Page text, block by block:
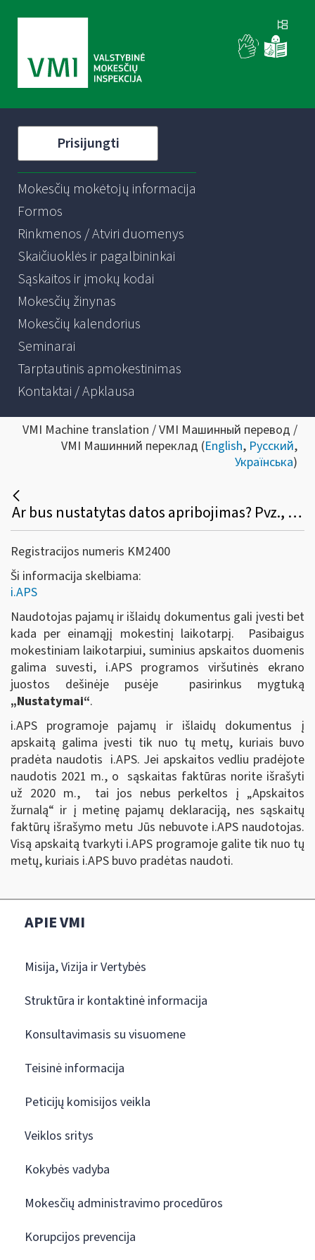
Prisijungti
Mokesčių mokėtojų informacija
Formos
Rinkmenos / Atviri duomenys
Skaičiuoklės ir pagalbininkai
Sąskaitos ir įmokų kodai
Mokesčių žinynas
Mokesčių kalendorius
Seminarai
Tarptautinis apmokestinimas
Kontaktai / Apklausa
VMI Machine translation / VMI Машинный перевод /
VMI Машинний переклад (English, Русский,
Українська)
Ar bus nustatytas datos apribojimas? Pvz., išrašiau S / F, pamiršau įvesti į programą, galėsiu tą padaryti po pusmečio atbuline data?
Registracijos numeris KM2400
Ši informacija skelbiama:
i.APS
Naudotojas pajamų ir išlaidų dokumentus gali įvesti bet
kada per einamąjį mokestinį laikotarpį. Pasibaigus
mokestiniam laikotarpiui, suminius apskaitos duomenis
galima suvesti, i.APS programos viršutinės ekrano
juostos dešinėje pusėje pasirinkus mygtuką
„Nustatymai“.
i.APS programoje pajamų ir išlaidų dokumentus į
apskaitą galima įvesti tik nuo tų metų, kuriais buvo
pradėta naudotis i.APS. Jei apskaitos vedliu pradėjote
naudotis 2021 m., o sąskaitas faktūras norite išrašyti
už 2020 m., tai jos nebus perkeltos į „Apskaitos
žurnalą“ ir į metinę pajamų deklaraciją, nes sąskaitų
faktūrų išrašymo metu Jūs nebuvote i.APS naudotojas.
Visą apskaitą tvarkyti i.APS programoje galite tik nuo tų
metų, kuriais i.APS buvo pradėtas naudoti.
APIE VMI
Misija, Vizija ir Vertybės
Struktūra ir kontaktinė informacija
Konsultavimasis su visuomene
Teisinė informacija
Peticijų komisijos veikla
Veiklos sritys
Kokybės vadyba
Mokesčių administravimo procedūros
Korupcijos prevencija